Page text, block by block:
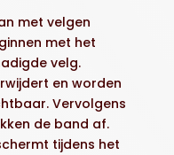
met velgen
met het
velg.
en worden
Vervolgens
de band af.
tijdens het